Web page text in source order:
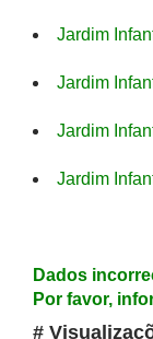
Jardim
Jardim
Jardim
Jardim
Dados
Por favor,
#